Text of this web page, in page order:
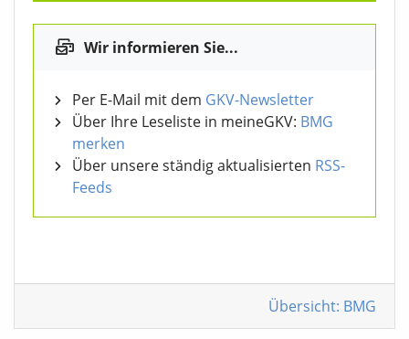
Wir informieren Sie...
Per E-Mail mit dem GKV-Newsletter
Über Ihre Leseliste in meineGKV: BMG
merken
Über unsere ständig aktualisierten RSS-
Feeds
Übersicht: BMG